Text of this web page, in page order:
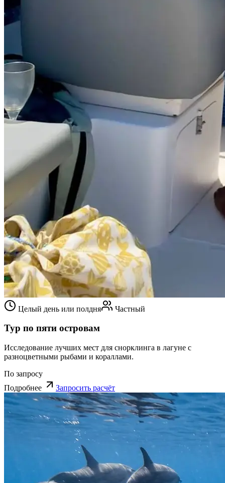
Целый день или полдня Частный
Тур по пяти островам
Исследование лучших мест для снорклинга в лагуне с
разноцветными рыбами и кораллами.
По запросу
Подробнее
Запросить расчёт